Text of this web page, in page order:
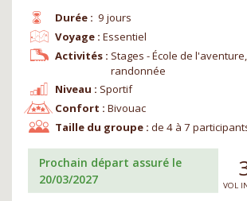
Durée : 9 jours
Niveau : Sportif
Voyage : Essentiel
Confort : Bivouac
Activités : Stages - École de
randonnée
Taille du groupe : de 4 à 7
Prochain départ assuré le
20/03/2027
VOL